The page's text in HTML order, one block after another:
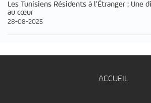
Les Tunisiens Résidents à l’Étranger : Une
au cœur
28-08-2025
ACCUEIL